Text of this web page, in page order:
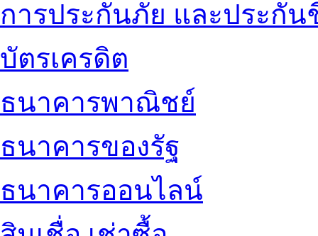
การประกันภัย และประกัน
บัตรเครดิต
ธนาคารพาณิชย์
ธนาคารของรัฐ
ธนาคารออนไลน์